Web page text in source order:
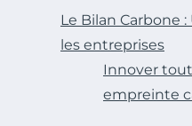
Le Bilan Carbone
les entreprises
Innover
empreinte